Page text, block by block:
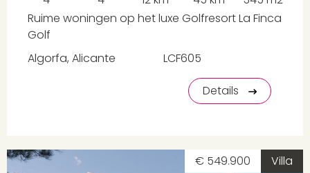
Ruime woningen op het luxe Golfresort La Finca
Golf
Algorfa, Alicante
LCF605
Details
Villa
€ 549.900